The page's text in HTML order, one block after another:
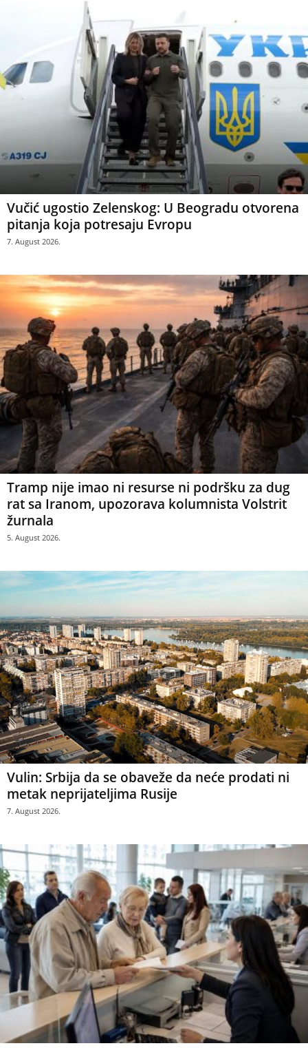
Vučić ugostio Zelenskog: U Beogradu otvorena
pitanja koja potresaju Evropu
7. August 2026.
Tramp nije imao ni resurse ni podršku za dug
rat sa Iranom, upozorava kolumnista Volstrit
žurnala
5. August 2026.
Vulin: Srbija da se obaveže da neće prodati ni
metak neprijateljima Rusije
7. August 2026.